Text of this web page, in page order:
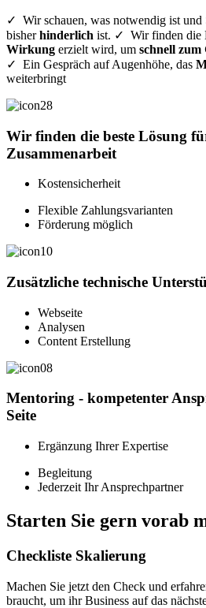
✓ Wir schauen, was notwendig ist und
bisherhinderlich ist. ✓ Wir finden die
Wirkung erzielt wird, um schnell zum
✓ Ein Gespräch auf Augenhöhe, das
weiterbringt
Wir finden die beste Lösung
Zusammenarbeit
Kostensicherheit
Flexible Zahlungsvarianten
Förderung möglich
Zusätzliche technische
Webseite
Analysen
Content Erstellung
Mentoring - kompetenter
Seite
Ergänzung Ihrer Expertise
Begleitung
Jederzeit Ihr Ansprechpartner
Starten Sie gern vorab
Checkliste Skalierung
Machen Sie jetzt den Check und
braucht, um ihr Business auf das